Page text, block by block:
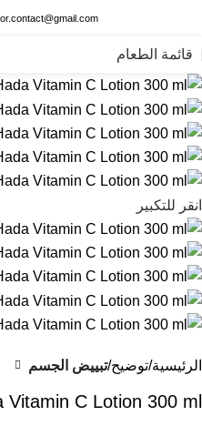
قائمة الطعام
انقر للتكبير
الرئيسية توضيح تبييض الجسم
Vitamin C Lotion 300 ml